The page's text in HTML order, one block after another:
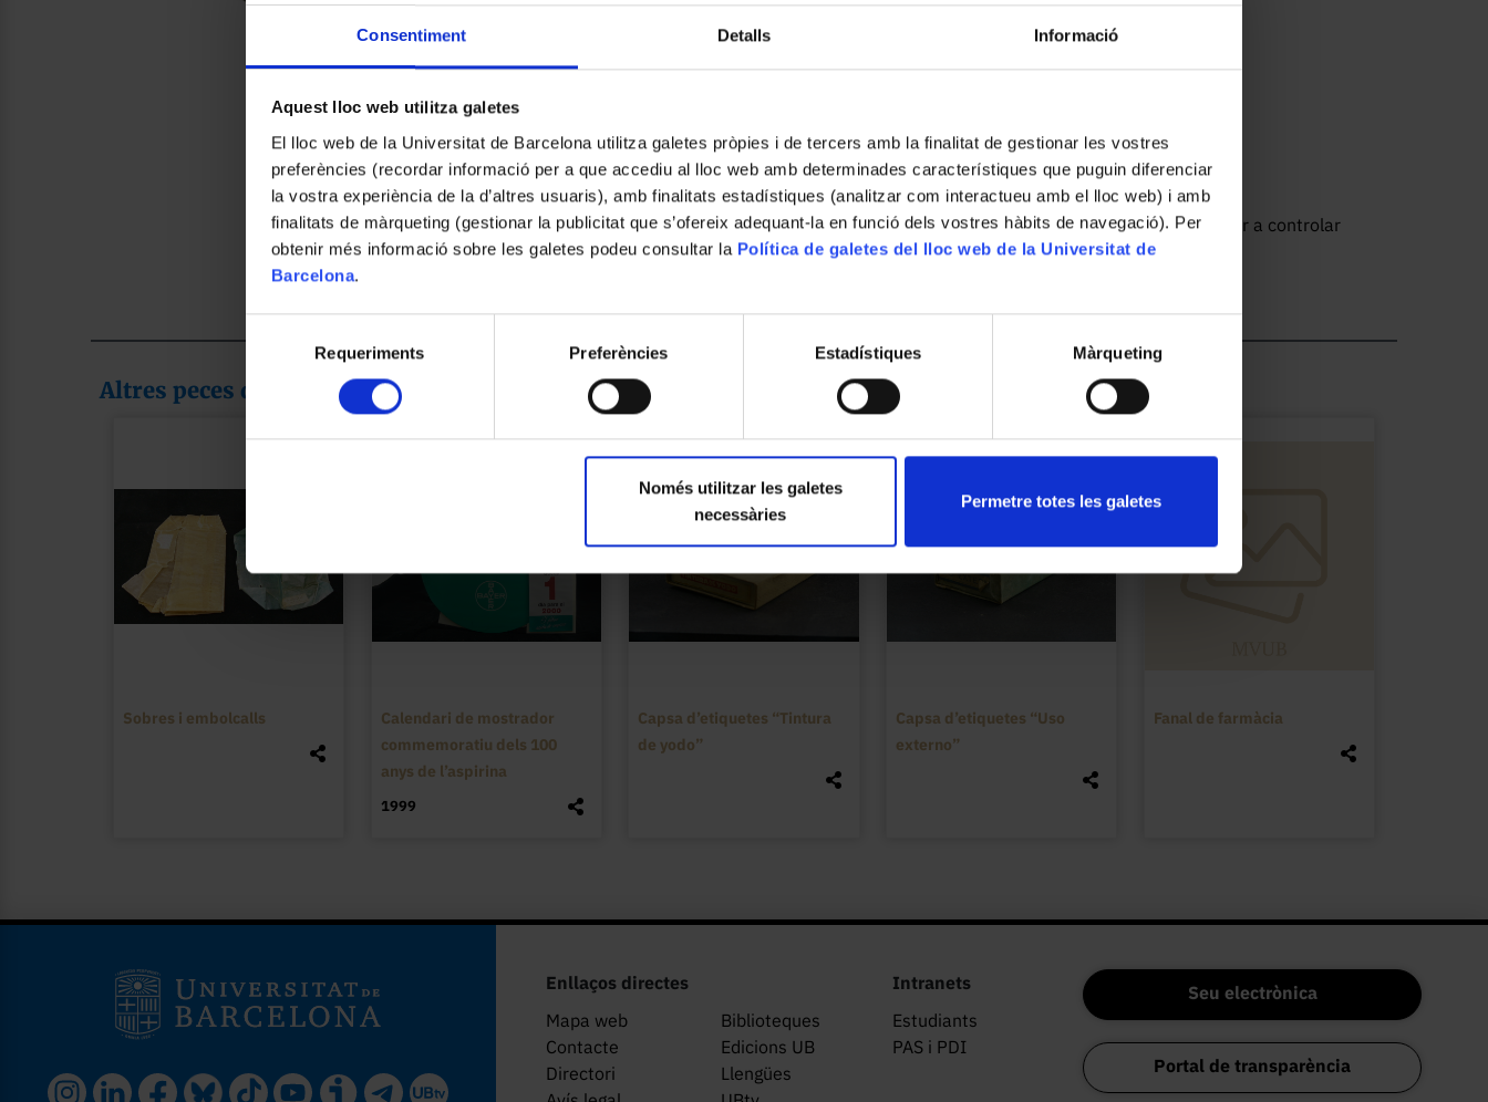
Consentiment Detalls Informació
Aquest lloc web utilitza galetes
El lloc web de la Universitat de Barcelona utilitza galetes pròpies i de tercers amb la finalitat de gestionar les vostres
preferències (recordar informació per a que accediu al lloc web amb determinades característiques que puguin diferenciar
la vostra experiència de la d’altres usuaris), amb finalitats estadístiques (analitzar com interactueu amb el lloc web) i amb
finalitats de màrqueting (gestionar la publicitat que s’ofereix adequant-la en funció dels vostres hàbits de navegació). Per
obtenir més informació sobre les galetes podeu consultar la Política de galetes del lloc web de la Universitat de
Barcelona.
Requeriments Preferències Estadístiques Màrqueting
Només utilitzar les galetes
necessàries
Permetre totes les galetes
Barcelona
l'Alimentació. Campus Diagonal. Av Joan
XXIII, 27-31, 08028 Barcelona
Descripció
Instrument del Reial Col·legi de Farmàcia de Sant Victorià de Barcelona per a controlar
exàmens de trenta minuts (1815 - 1840).
Altres peces de la col·lecció
Sobres i embolcalls
Calendari de mostrador
commemoratiu dels 100
anys de l’aspirina
1999
Capsa d’etiquetes “Tintura
de yodo”
Capsa d’etiquetes “Uso
externo”
Fanal de farmàcia
Enllaços directes
Mapa web
Biblioteques
Contacte
Edicions UB
Directori
Llengües
Intranets
Estudiants
PAS i PDI
Seu electrònica
Portal de transparència